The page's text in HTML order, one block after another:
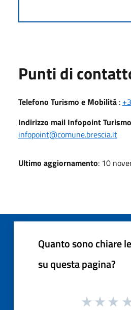
Punti di
Telefono Turismo e Mobilità :
Indirizzo mail Infopoint
infopoint@comune.brescia.it
Ultimo aggiornamento: 10
Quanto sono chiare
su questa pagina?